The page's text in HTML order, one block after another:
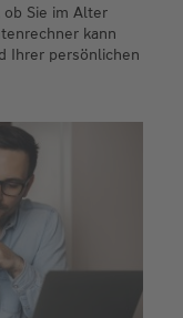
ob Sie im Alter
kann
Ihrer persönlichen